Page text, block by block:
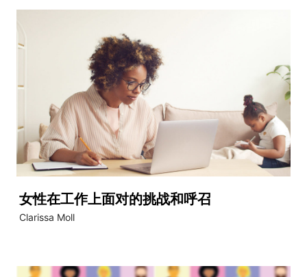
女性在工作上面对的挑战和呼召
Clarissa Moll